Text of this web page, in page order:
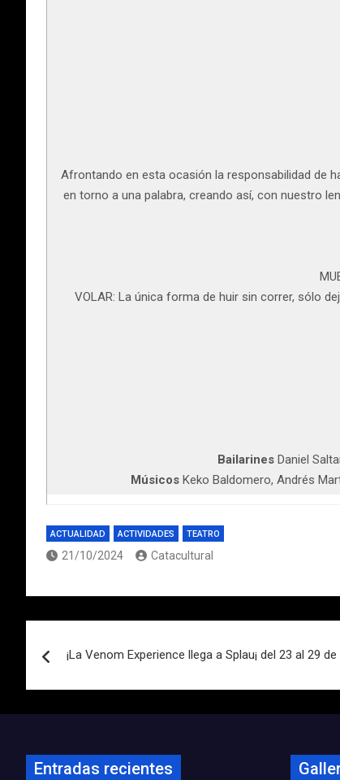
Afrontando en esta ocasión la responsabilidad de
en torno a una palabra, creando así, con nuestro
VOLAR: La única forma de huir sin correr, sólo
Bailarines Daniel
MúsicosKeko Baldomero, Andrés
ACTUALIDAD ACTIVIDADES TEATRO
21/10/2024 Catacultural
de
¡La Venom Experience llega a Splau¡ del 23 al 29
Entradas recientes